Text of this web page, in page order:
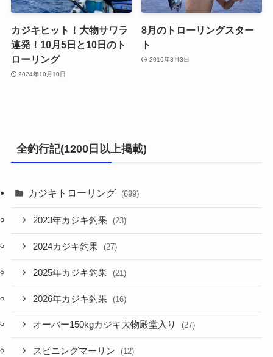
カジキヒット！大物サワラ
連発！10月5日と10日のト
ローリング
2024年10月10日
8月のトローリングスター
ト
2016年8月3日
全釣行記(1200日以上掲載)
カジキトローリング (699)
2023年カジキ釣果 (23)
2024カジキ釣果 (27)
2025年カジキ釣果 (21)
2026年カジキ釣果 (16)
オーバー150kgカジキ大物殿堂入り (27)
スピニングマーリン (12)